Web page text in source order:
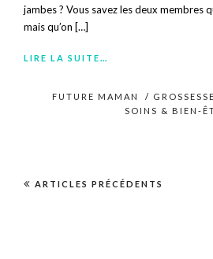
jambes ? Vous savez les deux membres
mais qu’on […]
LIRE LA SUITE…
FUTURE MAMAN / GROSSESSE
SOINS & BIEN-
ARTICLES PRÉCÉDENTS